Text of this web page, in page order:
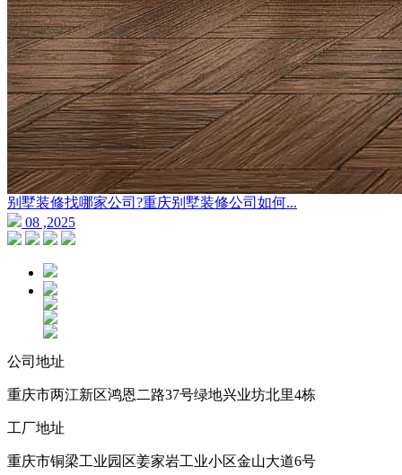
别墅装修找哪家公司?重庆别墅装修公司如何...
08 ,2025
公司地址
重庆市两江新区鸿恩二路37号绿地兴业坊北里4栋
工厂地址
重庆市铜梁工业园区姜家岩工业小区金山大道6号